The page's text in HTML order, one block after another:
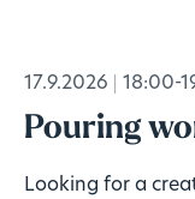
17.9.2026 18:00-
Pouring
Looking for a